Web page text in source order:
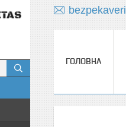
ГОЛОВНА